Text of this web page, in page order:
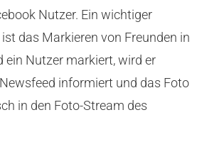
Nutzer. Ein wichtiger
das Markieren von Freunden in
ein Nutzer markiert, wird er
informiert und das Foto
in den Foto-Stream des